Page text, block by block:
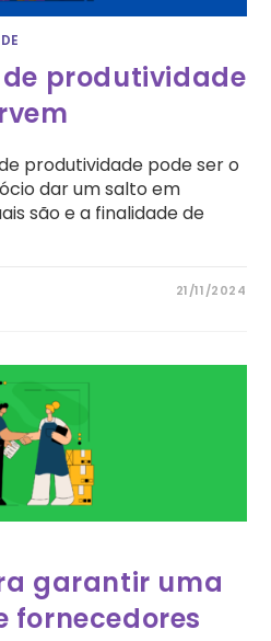
produtividade
produtividade pode ser o
dar um salto em
são e a finalidade de
21/11/2024
garantir uma
fornecedores